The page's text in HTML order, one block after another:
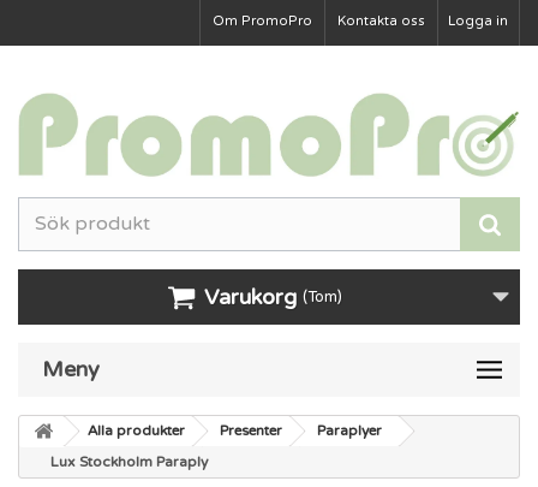
Logga in
Kontakta oss
Om PromoPro
Varukorg (Tom)
Meny
Alla produkter Presenter
Paraplyer
Lux Stockholm Paraply